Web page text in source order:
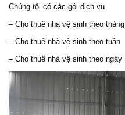
Chúng tôi có các gói dịch vụ
– Cho thuê nhà vệ sinh theo tháng
– Cho thuê nhà vệ sinh theo tuần
– Cho thuê nhà vệ sinh theo ngày